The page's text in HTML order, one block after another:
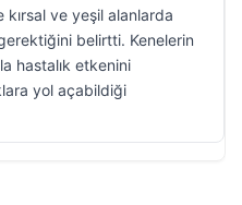
kırsal ve yeşil alanlarda
belirtti. Kenelerin
hastalık etkenini
yol açabildiği